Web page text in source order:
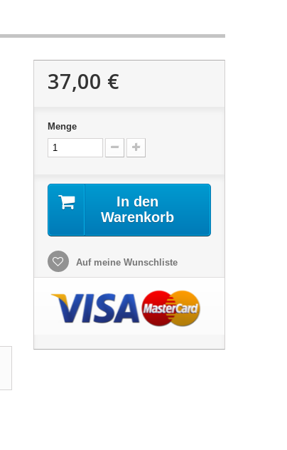
37,00 €
Menge
In den
Warenkorb
Auf meine Wunschliste